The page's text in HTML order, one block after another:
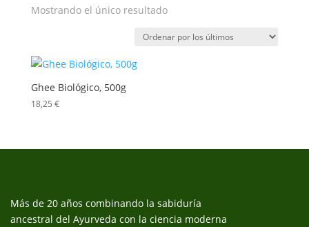
Mostrando el único resultado
Ghee Biológico, 500g
18,25 €
Más de 20 años combinando la sabiduría
ancestral del Ayurveda con la ciencia moderna